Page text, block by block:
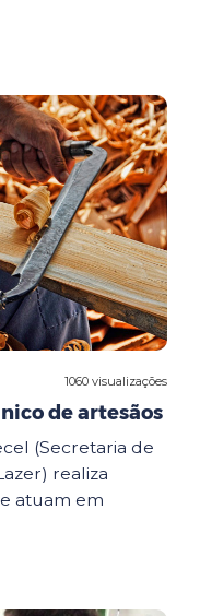
1060 visualizações
de artesãos
(Secretaria de
realiza
atuam em